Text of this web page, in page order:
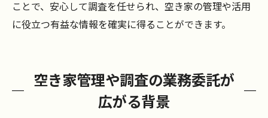
ことで、安心して調査を任せられ、空き家の管理や活用
に役立つ有益な情報を確実に得ることができます。
空き家管理や調査の業務委託が
広がる背景